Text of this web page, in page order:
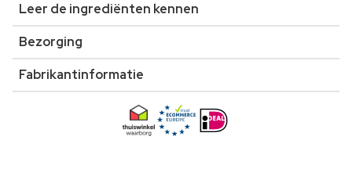
Leer de ingrediënten kennen
Bezorging
Fabrikantinformatie